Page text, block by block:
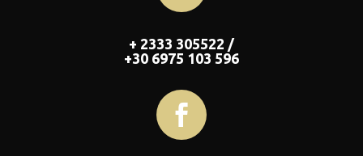
+ 2333 305522 /
+30 6975 103 596
